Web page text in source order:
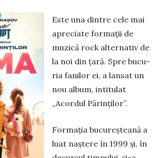
Este una dintre cele mai
apreciate formații de
muzică rock alternativ de
la noi din țară. Spre bu­cu­
ria fanilor ei, a lansat un
nou album, intitulat
„Acor­dul Părinților”.
Formația bucureșteană a
luat naștere în 1999 și, în